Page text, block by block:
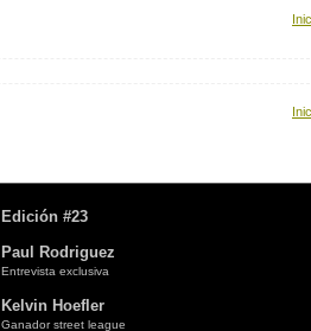
Edición #23
Paul Rodriguez
Entrevista exclusiva
Kelvin Hoefler
Ganador street league